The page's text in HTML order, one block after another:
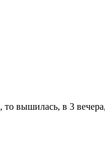
то вышилась, в 3